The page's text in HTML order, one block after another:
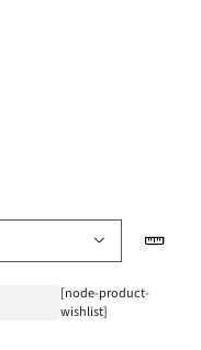
[node-product-
wishlist]